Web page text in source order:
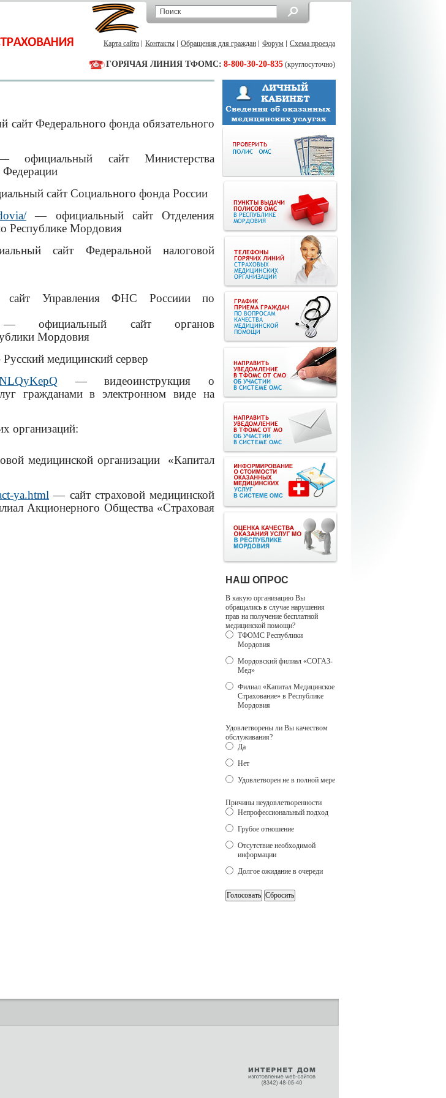
Карта сайта Контакты Обращения для граждан Форум Схема проезда
ГОРЯЧАЯ ЛИНИЯ ТФОМС: 8-800-30-20-835 (круглосуточно)
Федерального фонда обязательного
сайт Министерства
Федерации
сайт Социального фонда России
— официальный сайт Отделения
Республике Мордовия
сайт Федеральной налоговой
Управления ФНС Россиии по
сайт органов
Мордовия
медицинский сервер
— видеоинструкция о
гражданами в электронном виде на
организаций:
медицинской организации
«Капитал
-ya.html — сайт страховой медицинской
Акционерного Общества «Страховая
НАШ ОПРОС
В какую организацию Вы
обращались в случае нарушения
прав на получение бесплатной
медицинской помощи?
ТФОМС Республики
Мордовия
Мордовский филиал «СОГАЗ-
Мед»
Филиал «Капитал Медицинское
Страхование» в Республике
Мордовия
Удовлетворены ли Вы качеством
обслуживания?
Да
Нет
Удовлетворен не в полной мере
Причины неудовлетворенности
Непрофессиональный подход
Грубое отношение
Отсутствие необходимой
информации
Долгое ожидание в очереди